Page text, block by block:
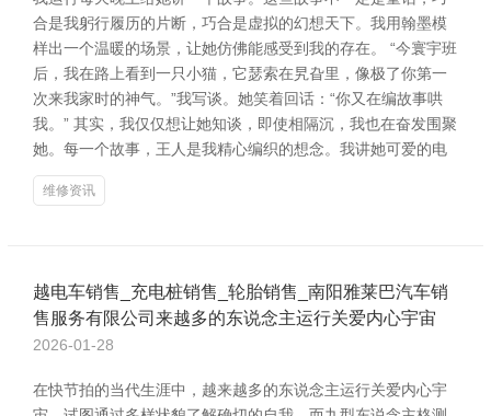
合是我躬行履历的片断，巧合是虚拟的幻想天下。我用翰墨模
样出一个温暖的场景，让她仿佛能感受到我的存在。 “今寰宇班
后，我在路上看到一只小猫，它瑟索在旯旮里，像极了你第一
次来我家时的神气。”我写谈。她笑着回话：“你又在编故事哄
我。” 其实，我仅仅想让她知谈，即使相隔沉，我也在奋发围聚
她。每一个故事，王人是我精心编织的想念。我讲她可爱的电
维修资讯
越电车销售_充电桩销售_轮胎销售_南阳雅莱巴汽车销
售服务有限公司来越多的东说念主运行关爱内心宇宙
2026-01-28
在快节拍的当代生涯中，越来越多的东说念主运行关爱内心宇